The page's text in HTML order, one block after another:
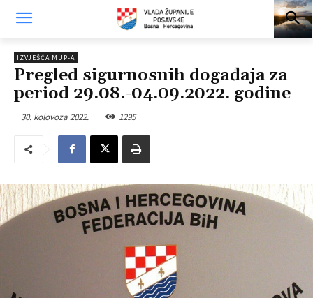
IZVJEŠĆA MUP-A
Pregled sigurnosnih događaja za
period 29.08.-04.09.2022. godine
30. kolovoza 2022. 1295